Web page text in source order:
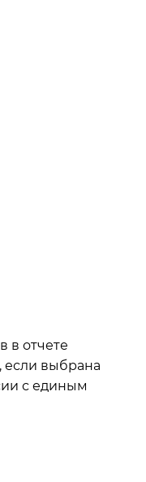
в отчете
если выбрана
с единым